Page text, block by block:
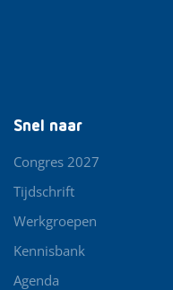
Snel naar
Congres 2027
Tijdschrift
Werkgroepen
Kennisbank
Agenda